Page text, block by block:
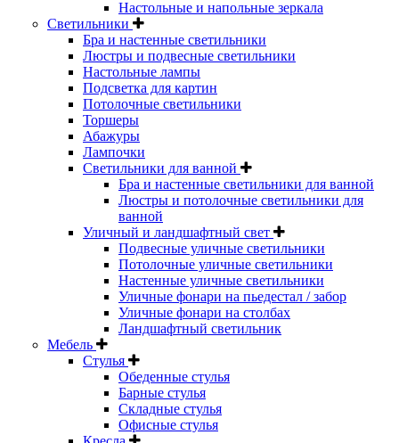
Настольные и напольные зеркала
Светильники
Бра и настенные светильники
Люстры и подвесные светильники
Настольные лампы
Подсветка для картин
Потолочные светильники
Торшеры
Абажуры
Лампочки
Светильники для ванной
Бра и настенные светильники для ванной
Люстры и потолочные светильники для
ванной
Уличный и ландшафтный свет
Подвесные уличные светильники
Потолочные уличные светильники
Настенные уличные светильники
Уличные фонари на пьедестал / забор
Уличные фонари на столбах
Ландшафтный светильник
Мебель
Стулья
Обеденные стулья
Барные стулья
Складные стулья
Офисные стулья